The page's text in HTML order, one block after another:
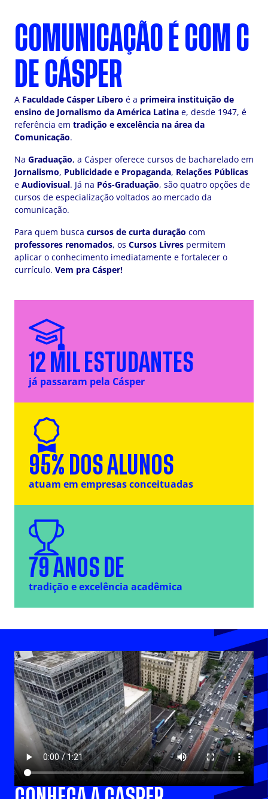
COMUNICAÇÃO É COM C
DE CÁSPER
A Faculdade Cásper Líbero é a primeira instituição de
ensino de Jornalismo da América Latina e, desde 1947, é
referência em tradição e excelência na área da
Comunicação.
Na Graduação, a Cásper oferece cursos de bacharelado em
Jornalismo, Publicidade e Propaganda, Relações Públicas
e Audiovisual. Já na Pós-Graduação, são quatro opções de
cursos de especialização voltados ao mercado da
comunicação.
Para quem busca cursos de curta duração com
professores renomados, os Cursos Livres permitem
aplicar o conhecimento imediatamente e fortalecer o
currículo. Vem pra Cásper!
12 MIL ESTUDANTES
já passaram pela Cásper
95% DOS ALUNOS
atuam em empresas conceituadas
79 ANOS DE
tradição e excelência acadêmica